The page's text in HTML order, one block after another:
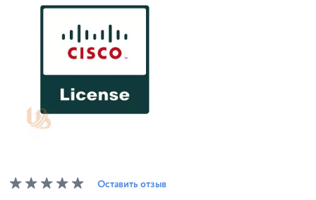
Оставить отзыв